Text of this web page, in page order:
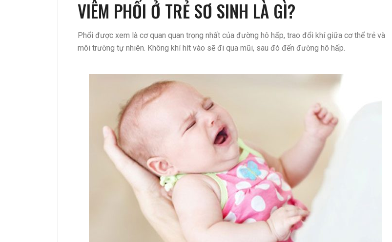
VIÊM PHỔI Ở TRẺ SƠ SINH LÀ GÌ?
Phổi được xem là cơ quan quan trọng nhất của đường hô hấp, trao đổi khí giữa cơ thể trẻ và
môi trường tự nhiên. Không khí hít vào sẽ đi qua mũi, sau đó đến đường hô hấp.